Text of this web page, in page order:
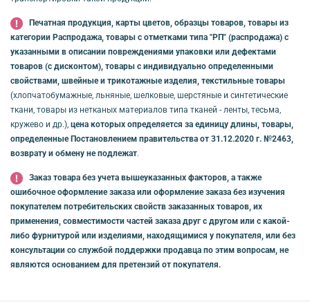
Печатная продукция, карты цветов, образцы товаров, товары из
категории Распродажа, товары с отметками типа "РП" (распродажа) с
указанными в описании повреждениями упаковки или дефектами
товаров (с дисконтом), товары с индивидуально определенными
свойствами, швейные и трикотажные изделия, текстильные товары
(хлопчатобумажные, льняные, шелковые, шерстяные и синтетические
ткани, товары из нетканых материалов типа тканей - ленты, тесьма,
кружево и др.), цена которых определяется за единицу длины, товары,
определенные Постановлением правительства от 31.12.2020 г. №2463,
возврату и обмену не подлежат.
Заказ товара без учета вышеуказанных факторов, а также
ошибочное оформление заказа или оформление заказа без изучения
покупателем потребительских свойств заказанных товаров, их
применения, совместимости частей заказа друг с другом или с какой-
либо фурнитурой или изделиями, находящимися у покупателя, или без
консультации со службой поддержки продавца по этим вопросам, не
являются основанием для претензий от покупателя.